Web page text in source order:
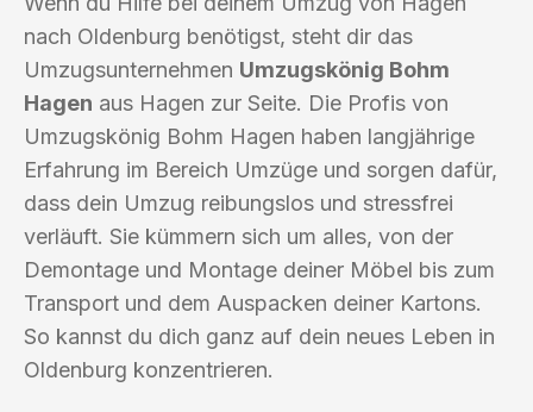
nach Oldenburg benötigst, steht dir das
Umzugsunternehmen Umzugskönig Bohm
Hagen aus Hagen zur Seite. Die Profis von
Umzugskönig Bohm Hagen haben langjährige
Erfahrung im Bereich Umzüge und sorgen dafür,
dass dein Umzug reibungslos und stressfrei
verläuft. Sie kümmern sich um alles, von der
Demontage und Montage deiner Möbel bis zum
Transport und dem Auspacken deiner Kartons.
So kannst du dich ganz auf dein neues Leben in
Oldenburg konzentrieren.